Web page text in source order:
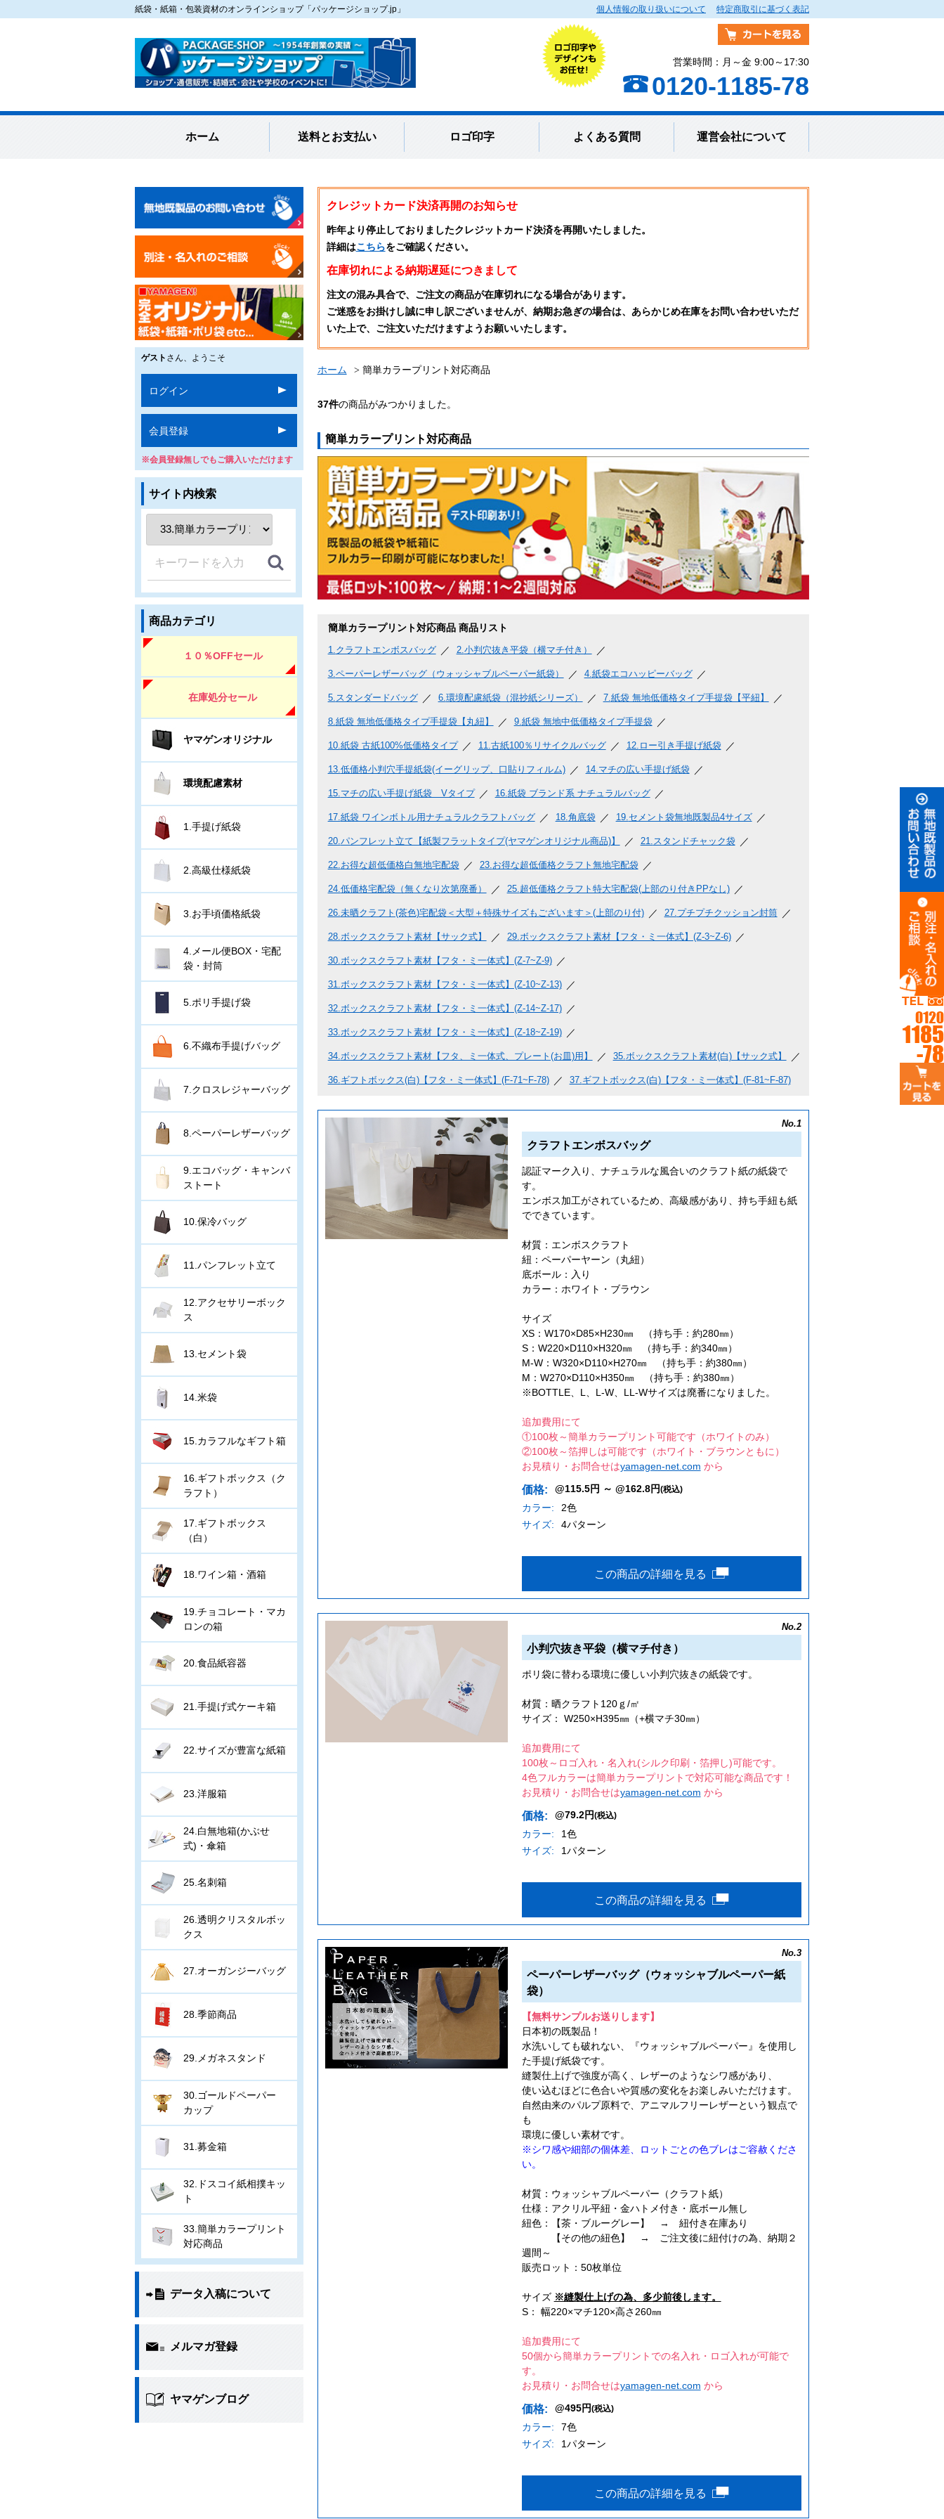
紙袋・紙箱・包装資材のオンラインショップ「パッケージショップ.jp」 特定商取引に基づく表記
個人情報の取り扱いについて
営業時間：月～金 9:00～17:30
0120-1185-78
ホーム 送料とお支払い ロゴ印字 よくある質問 運営会社について
クレジットカード決済再開のお知らせ
昨年より停止しておりましたクレジットカード決済を再開いたしました。
詳細はこちらをご確認ください。
在庫切れによる納期遅延につきまして
注文の混み具合で、ご注文の商品が在庫切れになる場合があります。
ご迷惑をお掛けし誠に申し訳ございませんが、納期お急ぎの場合は、あらかじめ在庫をお問い合わせいただ
いた上で、ご注文いただけますようお願いいたします。
ホーム 簡単カラープリント対応商品
37件の商品がみつかりました。
簡単カラープリント対応商品
簡単カラープリント対応商品 商品リスト
1. クラフトエンボスバッグ 2. 小判穴抜き平袋（横マチ付き）
3. ペーパーレザーバッグ（ウォッシャブルペーパー紙袋） 4. 紙袋エコハッピーバッグ
5. スタンダードバッグ 6. 環境配慮紙袋（混抄紙シリーズ） 7. 紙袋 無地低価格タイプ手提袋【平紐】
8. 紙袋 無地低価格タイプ手提袋【丸紐】 9. 紙袋 無地中低価格タイプ手提袋
10. 紙袋 古紙100%低価格タイプ 11. 古紙100％リサイクルバッグ 12. ロー引き手提げ紙袋
13. 低価格小判穴手提紙袋(イーグリップ、口貼りフィルム) 14. マチの広い手提げ紙袋
15. マチの広い手提げ紙袋 Vタイプ 16. 紙袋 ブランド系 ナチュラルバッグ
17. 紙袋 ワインボトル用ナチュラルクラフトバッグ 18. 角底袋 19. セメント袋無地既製品4サイズ
20. パンフレット立て【紙製フラットタイプ(ヤマゲンオリジナル商品)】 21. スタンドチャック袋
22. お得な超低価格白無地宅配袋 23. お得な超低価格クラフト無地宅配袋
24. 低価格宅配袋（無くなり次第廃番） 25. 超低価格クラフト特大宅配袋(上部のり付きPPなし)
26. 未晒クラフト(茶色)宅配袋＜大型＋特殊サイズもございます＞(上部のり付) 27. プチプチクッション封筒
28. ボックスクラフト素材【サック式】 29. ボックスクラフト素材【フタ・ミ一体式】(Z-3~Z-6)
30. ボックスクラフト素材【フタ・ミ一体式】(Z-7~Z-9)
31. ボックスクラフト素材【フタ・ミ一体式】(Z-10~Z-13)
32. ボックスクラフト素材【フタ・ミ一体式】(Z-14~Z-17)
33. ボックスクラフト素材【フタ・ミ一体式】(Z-18~Z-19)
34. ボックスクラフト素材【フタ、ミ一体式、プレート(お皿)用】 35. ボックスクラフト素材(白)【サック式】
36. ギフトボックス(白)【フタ・ミ一体式】(F-71~F-78) 37. ギフトボックス(白)【フタ・ミ一体式】(F-81~F-87)
No.1
クラフトエンボスバッグ
認証マーク入り、ナチュラルな風合いのクラフト紙の紙袋で
す。
エンボス加工がされているため、高級感があり、持ち手紐も紙
でできています。
材質：エンボスクラフト
紐：ペーパーヤーン（丸紐）
底ボール：入り
カラー：ホワイト・ブラウン
サイズ
XS：W170×D85×H230㎜ （持ち手：約280㎜）
S：W220×D110×H320㎜ （持ち手：約340㎜）
M-W：W320×D110×H270㎜ （持ち手：約380㎜）
M：W270×D110×H350㎜ （持ち手：約380㎜）
※BOTTLE、L、L-W、LL-Wサイズは廃番になりました。
追加費用にて
①100枚～簡単カラープリント可能です（ホワイトのみ）
②100枚～箔押しは可能です（ホワイト・ブラウンともに）
お見積り・お問合せはyamagen-net.com から
価格: @115.5円 ～ @162.8円(税込)
カラー:
2色
サイズ:
4パターン
この商品の詳細を見る
No.2
小判穴抜き平袋（横マチ付き）
ポリ袋に替わる環境に優しい小判穴抜きの紙袋です。
材質：晒クラフト120ｇ/㎡
サイズ： W250×H395㎜（+横マチ30㎜）
追加費用にて
100枚～ロゴ入れ・名入れ(シルク印刷・箔押し)可能です。
4色フルカラーは簡単カラープリントで対応可能な商品です！
お見積り・お問合せはyamagen-net.com から
価格: @79.2円(税込)
カラー:
1色
サイズ:
1パターン
この商品の詳細を見る
No.3
ペーパーレザーバッグ（ウォッシャブルペーパー紙
袋）
【無料サンプルお送りします】
日本初の既製品！
水洗いしても破れない、『ウォッシャブルペーパー』を使用し
た手提げ紙袋です。
縫製仕上げで強度が高く、レザーのようなシワ感があり、
使い込むほどに色合いや質感の変化をお楽しみいただけます。
自然由来のパルプ原料で、アニマルフリーレザーという観点で
も
環境に優しい素材です。
※シワ感や細部の個体差、ロットごとの色ブレはご容赦くださ
い。
材質：ウォッシャブルペーパー（クラフト紙）
仕様：アクリル平紐・金ハトメ付き・底ボール無し
紐色：【茶・ブルーグレー】 → 紐付き在庫あり
【その他の紐色】 → ご注文後に紐付けの為、納期２
週間～
販売ロット：50枚単位
サイズ ※縫製仕上げの為、多少前後します。
S： 幅220×マチ120×高さ260㎜
追加費用にて
50個から簡単カラープリントでの名入れ・ロゴ入れが可能で
す。
お見積り・お問合せはyamagen-net.com から
価格: @495円(税込)
カラー:
7色
サイズ:
1パターン
この商品の詳細を見る
ゲスト さん、ようこそ
ログイン
会員登録
※会員登録無しでもご購入いただけます
サイト内検索
商品カテゴリ
１０％OFFセール
在庫処分セール
ヤマゲンオリジナル
環境配慮素材
1.手提げ紙袋
2.高級仕様紙袋
3.お手頃価格紙袋
4.メール便BOX・宅配
袋・封筒
5.ポリ手提げ袋
6.不織布手提げバッグ
7.クロスレジャーバッグ
8.ペーパーレザーバッグ
9.エコバッグ・キャンバ
ストート
10.保冷バッグ
11.パンフレット立て
12.アクセサリーボック
ス
13.セメント袋
14.米袋
15.カラフルなギフト箱
16.ギフトボックス（ク
ラフト）
17.ギフトボックス
（白）
18.ワイン箱・酒箱
19.チョコレート・マカ
ロンの箱
20.食品紙容器
21.手提げ式ケーキ箱
22.サイズが豊富な紙箱
23.洋服箱
24.白無地箱(かぶせ
式)・傘箱
25.名刺箱
26.透明クリスタルボッ
クス
27.オーガンジーバッグ
28.季節商品
29.メガネスタンド
30.ゴールドペーパー
カップ
31.募金箱
32.ドスコイ紙相撲キッ
ト
33.簡単カラープリント
対応商品
データ入稿について
メルマガ登録
ヤマゲンブログ